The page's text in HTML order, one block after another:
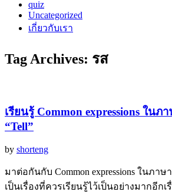
quiz
Uncategorized
เกี่ยวกับเรา
Tag Archives: รส
เรียนรู้ Common expressions ในภ
“Tell”
by shorteng
มาต่อกันกับ Common expressions ในภาษ
เป็นเรื่องที่ควรเรียนรู้ไว้เป็นอย่างมากอีกเ